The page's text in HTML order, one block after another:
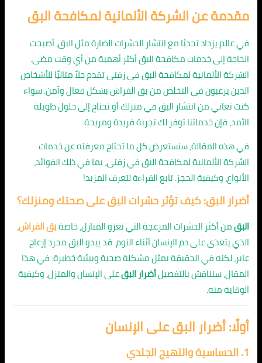
مقدمة عن الشركة الألمانية لمكافحة البق
في عالم يزداد تحديًا مع انتشار الحشرات الضارة مثل البق، أصبحت
الحاجة إلى خدمات مكافحة البق أكثر أهمية من أي وقت مضى.
الشركة الألمانية لمكافحة البق في زفتى تقدم حلاً مثاليًا للأشخاص
الذين يرغبون في التخلص من بق الفراش بشكل فعال وآمن. سواء
كنت تعاني من انتشار البق في منزلك أو تحتاج إلى حلول طويلة
الأمد، فإن خدماتنا توفر لك تجربة فريدة ومريحة.
في هذه المقالة، سنستعرض كل ما تحتاج معرفته عن خدمات
الشركة الألمانية لمكافحة البق في زفتى، بما في ذلك الفوائد،
الأنواع، وكيفية الحجز. تابع القراءة لتعرف المزيد!
أضرار البق: كيف تؤثر حشرات البق على صحتك ومنزلك؟
البقمن أكثر الحشرات المزعجة التي تغزو المنازل، خاصةبق الفراش،
الذي يتغذى على دم الإنسان أثناء النوم. قد يبدو البق مجرد إزعاج
عابر، لكنه في الحقيقة يمثل مشكلة صحية وبيئية خطيرة. في هذا
المقال، سنناقش بالتفصيلأضرار البقعلى الإنسان والمنزل، وكيفية
الوقاية منه.
أولًا: أضرار البق على الإنسان
1. الحساسية والتهيج الجلدي